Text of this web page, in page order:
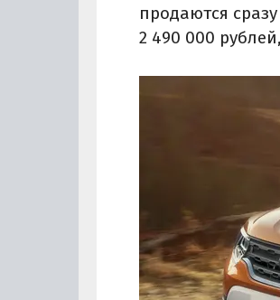
продаются
2 490 000